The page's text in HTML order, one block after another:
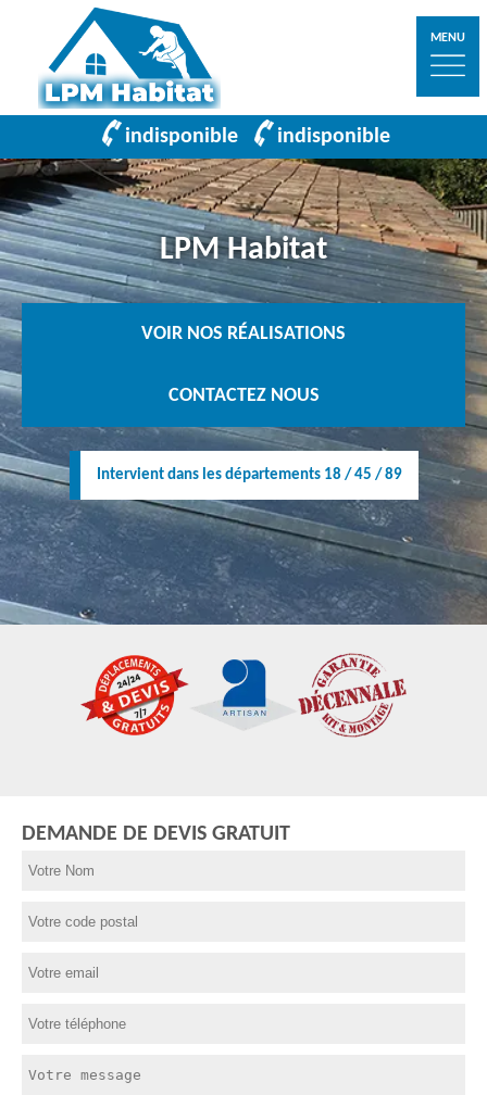
MENU
indisponible indisponible
LPM Habitat
VOIR NOS RÉALISATIONS
CONTACTEZ NOUS
Intervient dans les départements 18 / 45 / 89
DEMANDE DE DEVIS GRATUIT